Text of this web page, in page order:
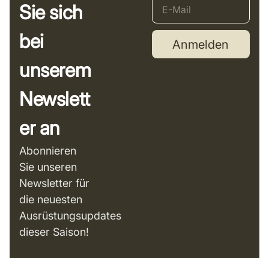
Sie sich
bei
unserem
Newslett
er an
Abonnieren
Sie unseren
Newsletter für
die neuesten
Ausrüstungsupdates
dieser Saison!
Anmelden